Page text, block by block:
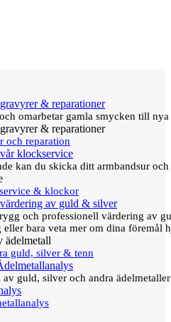
& reparationer
omarbetar gamla smycken till
& reparationer
och reparation
klockservice
kan du skicka ditt armbandsur
& klockor
av guld & silver
och professionell värdering av
eller bara veta mer om dina föremål
ädelmetall
guld, silver & tenn
av guld, silver och andra